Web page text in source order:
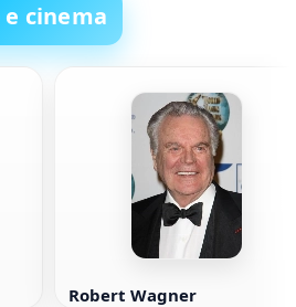
cinema
Robert Wagner